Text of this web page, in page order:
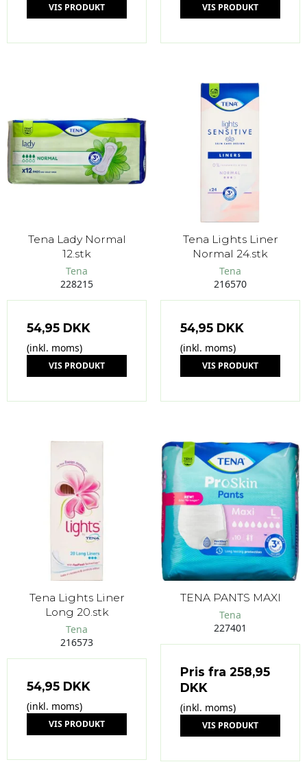
VIS PRODUKT VIS PRODUKT
Tena Lady Normal
12.stk
Tena
228215
54,95 DKK
(inkl. moms)
VIS PRODUKT
Tena Lights Liner
Normal 24.stk
Tena
216570
54,95 DKK
(inkl. moms)
VIS PRODUKT
Tena Lights Liner
Long 20.stk
Tena
216573
54,95 DKK
(inkl. moms)
VIS PRODUKT
TENA PANTS MAXI
Tena
227401
Pris fra 258,95
DKK
(inkl. moms)
VIS PRODUKT